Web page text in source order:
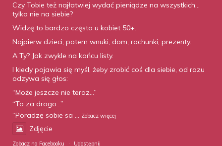
Czy Tobie też najłatwiej wydać pieniądze na wszystkich…
tylko nie na siebie?
Widzę to bardzo często u kobiet 50+.
Najpierw dzieci, potem wnuki, dom, rachunki, prezenty.
A Ty? Jak zwykle na końcu listy.
I kiedy pojawia się myśl, żeby zrobić coś dla siebie, od razu
odzywa się głos:
“Może jeszcze nie teraz…”
“To za drogo…”
“Poradzę sobie sa ... Zobacz więcej
Zdjęcie
Zobacz na Facebooku · Udostępnij